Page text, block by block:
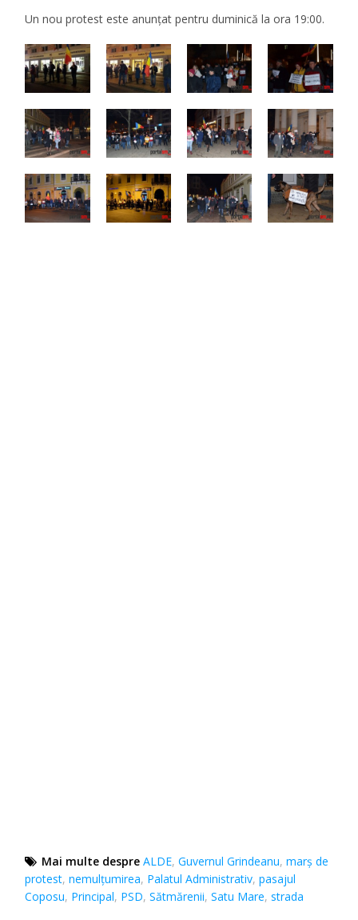
Un nou protest este anunţat pentru duminică la ora 19:00.
Mai multe despre ALDE,Guvernul Grindeanu,marș de
protest,nemulțumirea, Palatul Administrativ,pasajul
Coposu, Principal, PSD,Sătmărenii,Satu Mare,strada